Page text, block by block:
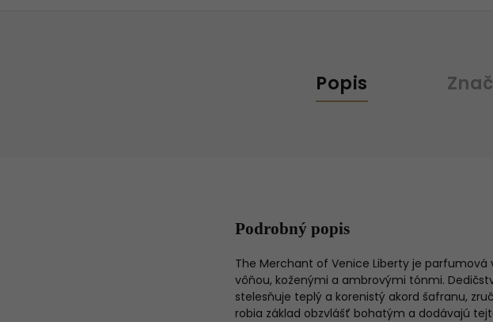
Popis
Podrobný popis
The Merchant of Venice Liberty je
vôňou, koženými a ambrovými tónmi.
stelesňuje teplý a korenistý akord šafranu,
robia základ obzvlášť bohatým a dodávajú